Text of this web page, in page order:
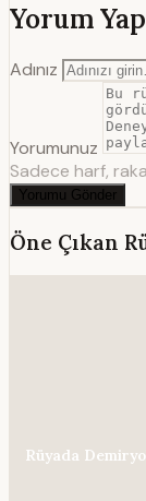
Yorum Yap
Adınız
Yorumunuz
Sadece harf,
Yorumu Gönder
Öne Çıkan
Rüyada